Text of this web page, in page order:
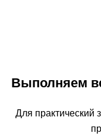
Выполняем
Для практический